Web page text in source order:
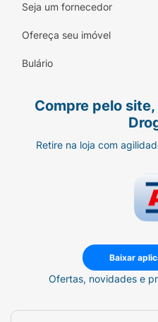
Seja um fornecedor
Ofereça seu imóvel
Bulário
Compre pelo
Retire na loja com
Baixar
Ofertas, novidades e